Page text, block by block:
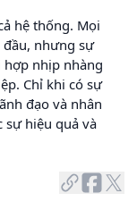
hệ thống. Mọi
nhưng sự
nhịp nhàng
Chỉ khi có sự
đạo và nhân
hiệu quả và